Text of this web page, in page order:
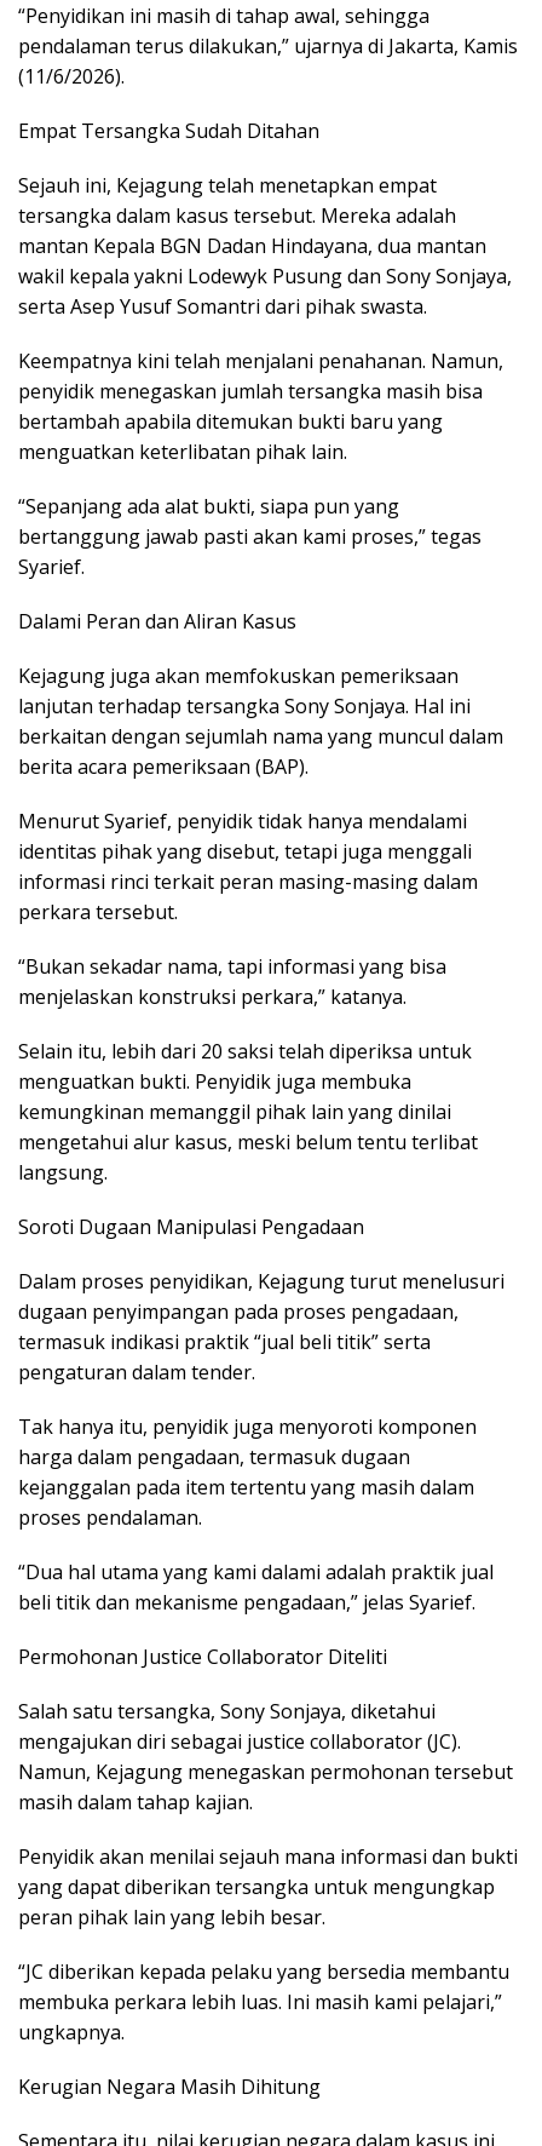
“Penyidikan ini masih di tahap awal, sehingga
pendalaman terus dilakukan,” ujarnya di Jakarta, Kamis
(11/6/2026).
Empat Tersangka Sudah Ditahan
Sejauh ini, Kejagung telah menetapkan empat
tersangka dalam kasus tersebut. Mereka adalah
mantan Kepala BGN Dadan Hindayana, dua mantan
wakil kepala yakni Lodewyk Pusung dan Sony Sonjaya,
serta Asep Yusuf Somantri dari pihak swasta.
Keempatnya kini telah menjalani penahanan. Namun,
penyidik menegaskan jumlah tersangka masih bisa
bertambah apabila ditemukan bukti baru yang
menguatkan keterlibatan pihak lain.
“Sepanjang ada alat bukti, siapa pun yang
bertanggung jawab pasti akan kami proses,” tegas
Syarief.
Dalami Peran dan Aliran Kasus
Kejagung juga akan memfokuskan pemeriksaan
lanjutan terhadap tersangka Sony Sonjaya. Hal ini
berkaitan dengan sejumlah nama yang muncul dalam
berita acara pemeriksaan (BAP).
Menurut Syarief, penyidik tidak hanya mendalami
identitas pihak yang disebut, tetapi juga menggali
informasi rinci terkait peran masing-masing dalam
perkara tersebut.
“Bukan sekadar nama, tapi informasi yang bisa
menjelaskan konstruksi perkara,” katanya.
Selain itu, lebih dari 20 saksi telah diperiksa untuk
menguatkan bukti. Penyidik juga membuka
kemungkinan memanggil pihak lain yang dinilai
mengetahui alur kasus, meski belum tentu terlibat
langsung.
Soroti Dugaan Manipulasi Pengadaan
Dalam proses penyidikan, Kejagung turut menelusuri
dugaan penyimpangan pada proses pengadaan,
termasuk indikasi praktik “jual beli titik” serta
pengaturan dalam tender.
Tak hanya itu, penyidik juga menyoroti komponen
harga dalam pengadaan, termasuk dugaan
kejanggalan pada item tertentu yang masih dalam
proses pendalaman.
“Dua hal utama yang kami dalami adalah praktik jual
beli titik dan mekanisme pengadaan,” jelas Syarief.
Permohonan Justice Collaborator Diteliti
Salah satu tersangka, Sony Sonjaya, diketahui
mengajukan diri sebagai justice collaborator (JC).
Namun, Kejagung menegaskan permohonan tersebut
masih dalam tahap kajian.
Penyidik akan menilai sejauh mana informasi dan bukti
yang dapat diberikan tersangka untuk mengungkap
peran pihak lain yang lebih besar.
“JC diberikan kepada pelaku yang bersedia membantu
membuka perkara lebih luas. Ini masih kami pelajari,”
ungkapnya.
Kerugian Negara Masih Dihitung